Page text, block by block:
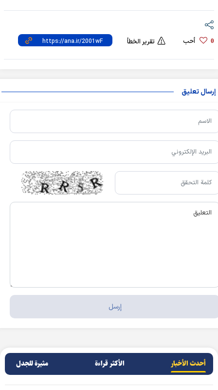
0 أحب تقرير الخطأ
إرسال تعليق
أحدث الأخبار الأکثر قراءة مثيرة للجدل